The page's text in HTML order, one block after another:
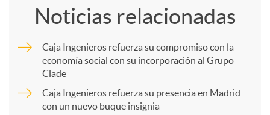
s
Noticias relacionadas
Caja Ingenieros refuerza su compromiso con la
economía social con su incorporación al Grupo
Clade
Caja Ingenieros refuerza su presencia en Madrid
con un nuevo buque insignia